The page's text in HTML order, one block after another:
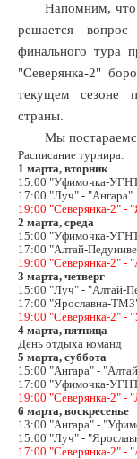
Напомним,
решается
финального тура
"Северянка-2"
текущем сезоне
страны.
Мы
Расписание турнира:
1 марта, вторник
15:00 "Уфимочка-
17:00 "Луч" - "Ангара"
19:00 "Северянка-2" -
2 марта, среда
15:00 "Уфимочка-
17:00 "Алтай-
19:00 "Северянка-2" -
3 марта, четверг
15:00 "Луч" - "Алтай-
17:00 "Ярославна-
19:00 "Северянка-2"
4 марта, пятница
День отдыха команд
5 марта, суббота
15:00 "Ангара" -
17:00 "Уфимочка-
19:00 "Северянка-2" -
6 марта, воскресенье
13:00 "Ангара" -
15:00 "Луч" -
17:00 "Северянка-2" -